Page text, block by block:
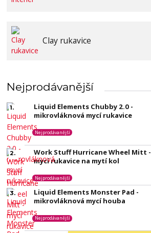
Clay rukavice
Nejprodávanější
1.
Liquid Elements Chubby 2.0 -
mikrovláknová mycí rukavice
Nejprodávanější
2.
Work Stuff Hurricane Wheel Mitt -
mycí rukavice na mytí kol
Nejprodávanější
3.
Liquid Elements Monster Pad -
mikrovláknová mycí houba
Nejprodávanější